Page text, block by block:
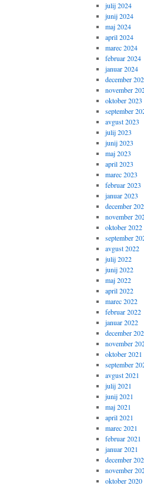
julij 2024
junij 2024
maj 2024
april 2024
marec 2024
februar 2024
januar 2024
december
november
oktober 2023
september
avgust 2023
julij 2023
junij 2023
maj 2023
april 2023
marec 2023
februar 2023
januar 2023
december
november
oktober 2022
september
avgust 2022
julij 2022
junij 2022
maj 2022
april 2022
marec 2022
februar 2022
januar 2022
december
november
oktober 2021
september
avgust 2021
julij 2021
junij 2021
maj 2021
april 2021
marec 2021
februar 2021
januar 2021
december
november
oktober 2020